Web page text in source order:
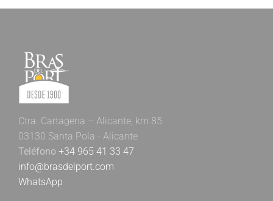
Ctra. Cartagena – Alicante, km 85
03130 Santa Pola - Alicante
Teléfono +34 965 41 33 47
info@brasdelport.com
WhatsApp